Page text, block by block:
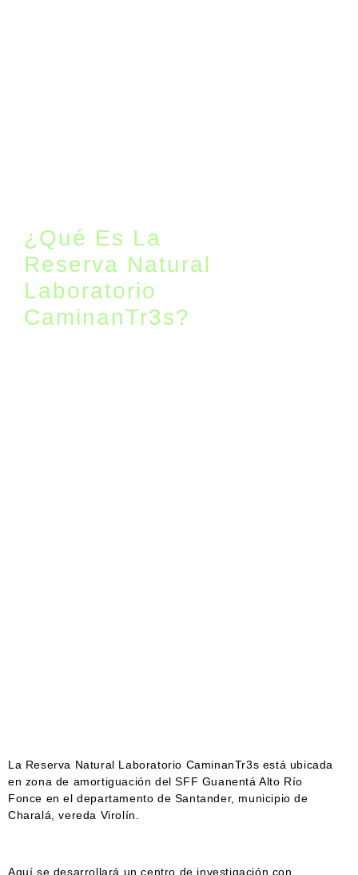
¿Qué Es La
Reserva Natural
Laboratorio
CaminanTr3s?
La Reserva Natural Laboratorio CaminanTr3s está ubicada
en zona de amortiguación del SFF Guanentá Alto Río
Fonce en el departamento de Santander, municipio de
Charalá, vereda Virolín.
Aquí se desarrollará un centro de investigación con